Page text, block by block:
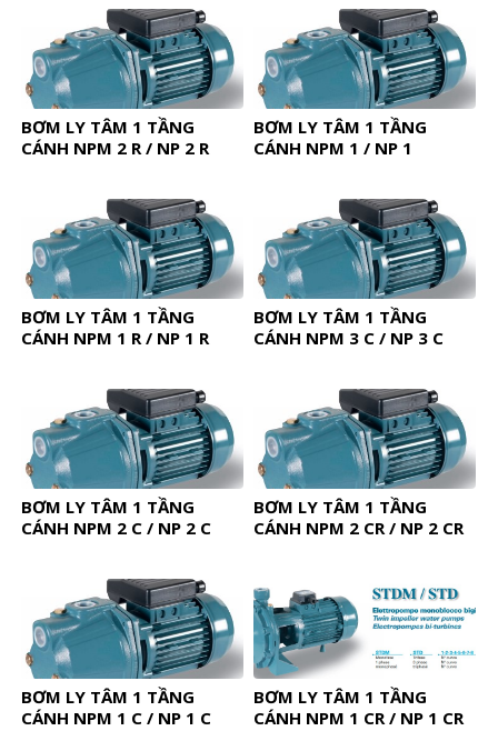
BƠM LY TÂM 1 TẦNG
CÁNH NPM 2 R / NP 2 R
BƠM LY TÂM 1 TẦNG
CÁNH NPM 1 / NP 1
BƠM LY TÂM 1 TẦNG
CÁNH NPM 1 R / NP 1 R
BƠM LY TÂM 1 TẦNG
CÁNH NPM 3 C / NP 3 C
BƠM LY TÂM 1 TẦNG
CÁNH NPM 2 C / NP 2 C
BƠM LY TÂM 1 TẦNG
CÁNH NPM 2 CR / NP 2 CR
BƠM LY TÂM 1 TẦNG
CÁNH NPM 1 C / NP 1 C
BƠM LY TÂM 1 TẦNG
CÁNH NPM 1 CR / NP 1 CR